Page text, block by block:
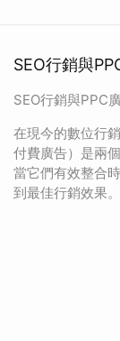
SEO行銷與
SEO行銷與PPC
在現今的數位行
付費廣告）是兩
當它們有效整合
到最佳行銷效果。